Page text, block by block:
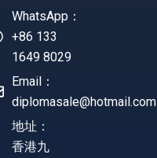
WhatsApp：
+86 133
1649 8029
Email：
diplomasale@hotmail.com
地址：
香港九